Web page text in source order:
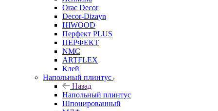
Orac Decor
Decor-Dizayn
HIWOOD
Перфект PLUS
ПЕРФЕКТ
NMC
ARTFLEX
Клей
Напольный плинтус
Назад
Напольный плинтус
Шпонированный